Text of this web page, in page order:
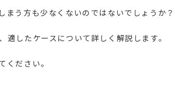
まう方も少なくないのではないでしょうか？
適したケースについて詳しく解説します。
ださい。